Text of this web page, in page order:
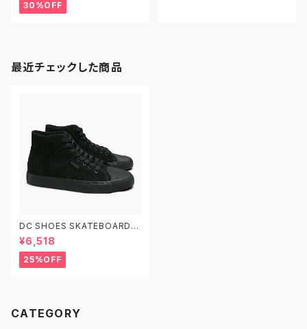
ノラ 黒白
30%OFF
最近チェックした商品
DC SHOES SKATEBOARDIN
G MANUAL HI RT S DS2160
02 KBK 26.0-28.0 ディーシ
ーシューズ マニュアル ハイ ラバ
ートゥ スケートシューズ
¥6,518
25%OFF
CATEGORY